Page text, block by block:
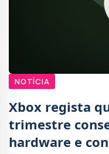
NOTÍCIA
Xbox regista
trimestre
hardware e